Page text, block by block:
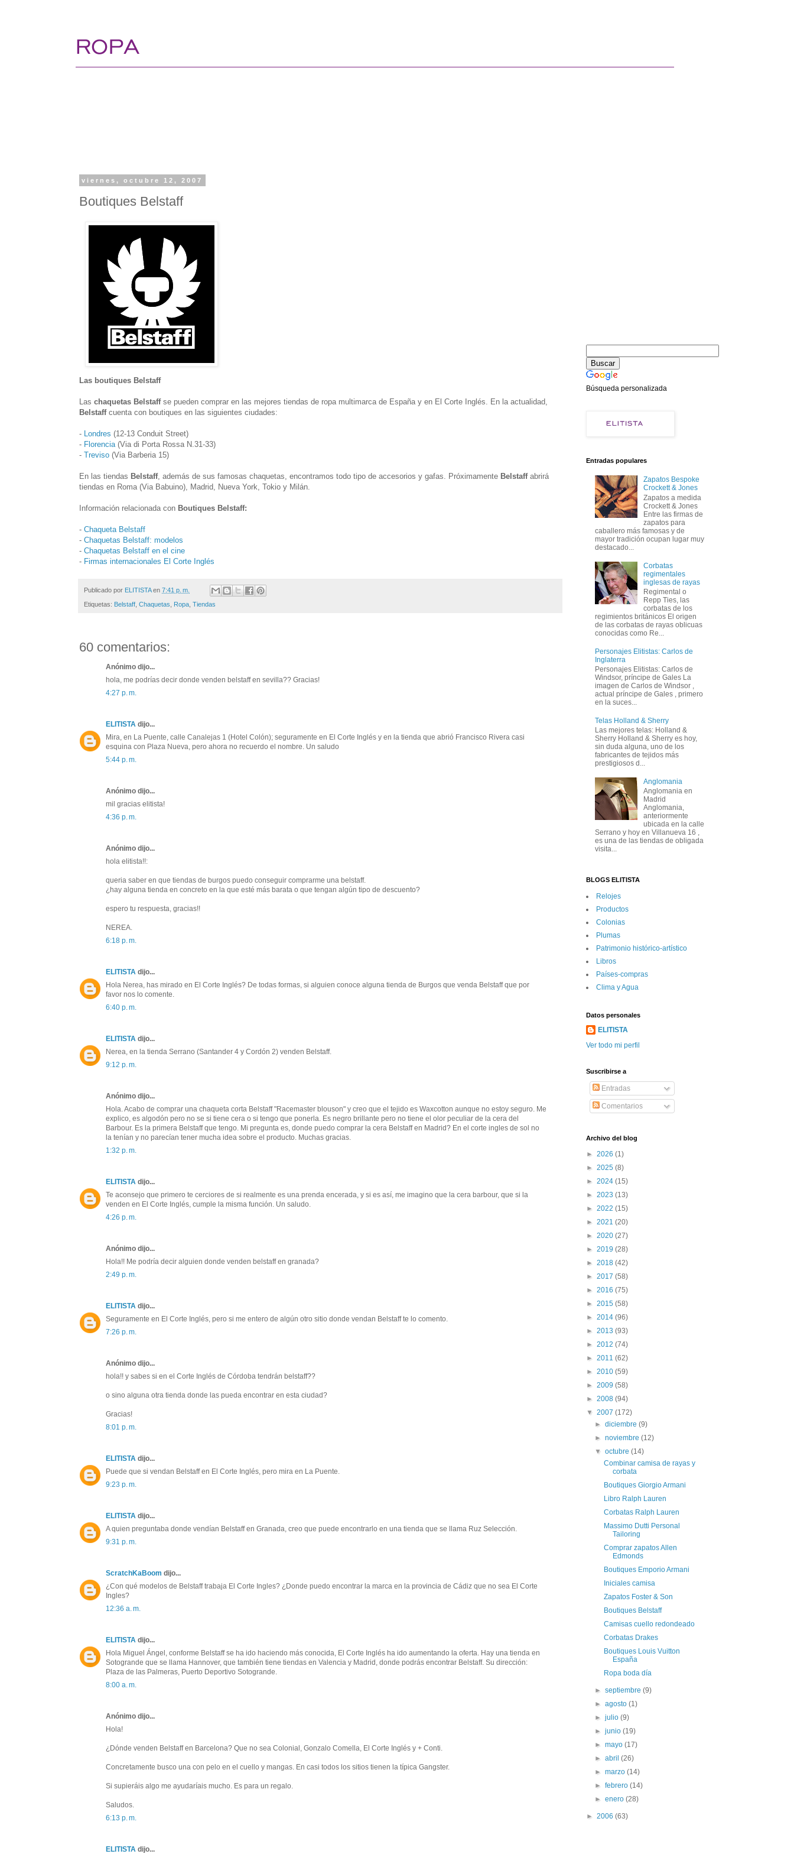
viernes, octubre 12, 2007
Boutiques Belstaff
Las boutiques Belstaff
Las chaquetas Belstaffse pueden comprar en las mejores tiendas de ropa multimarca de España y en El Corte Inglés. En la actualidad,
Belstaffcuenta con boutiques en las siguientes ciudades:
- Londres (12-13 Conduit Street)
- Florencia (Via di Porta Rossa N.31-33)
- Treviso (Via Barberia 15)
En las tiendas Belstaff, además de sus famosas chaquetas, encontramos todo tipo de accesorios y gafas. Próximamente Belstaffabrirá
tiendas en Roma (Via Babuino), Madrid, Nueva York, Tokio y Milán.
Información relacionada con Boutiques Belstaff:
- Chaqueta Belstaff
- Chaquetas Belstaff: modelos
- Chaquetas Belstaff en el cine
- Firmas internacionales El Corte Inglés
Publicado por ELITISTA en 7:41 p. m.
Etiquetas: Belstaff Chaquetas Ropa Tiendas
60 comentarios:
Anónimo dijo...
hola, me podrías decir donde venden belstaff en sevilla?? Gracias!
4:27 p. m.
ELITISTA dijo...
Mira, en La Puente, calle Canalejas 1 (Hotel Colón); seguramente en El Corte Inglés y en la tienda que abrió Francisco Rivera casi
esquina con Plaza Nueva, pero ahora no recuerdo el nombre. Un saludo
5:44 p. m.
Anónimo dijo...
mil gracias elitista!
4:36 p. m.
Anónimo dijo...
hola elitista!!:
queria saber en que tiendas de burgos puedo conseguir comprarme una belstaff.
¿hay alguna tienda en concreto en la que esté más barata o que tengan algún tipo de descuento?
espero tu respuesta, gracias!!
NEREA.
6:18 p. m.
ELITISTA dijo...
Hola Nerea, has mirado en El Corte Inglés? De todas formas, si alguien conoce alguna tienda de Burgos que venda Belstaff que por
favor nos lo comente.
6:40 p. m.
ELITISTA dijo...
Nerea, en la tienda Serrano (Santander 4 y Cordón 2) venden Belstaff.
9:12 p. m.
Anónimo dijo...
Hola. Acabo de comprar una chaqueta corta Belstaff "Racemaster blouson" y creo que el tejido es Waxcotton aunque no estoy seguro. Me
explico, es algodón pero no se si tiene cera o si tengo que ponerla. Es negro brillante pero no tiene el olor peculiar de la cera del
Barbour. Es la primera Belstaff que tengo. Mi pregunta es, donde puedo comprar la cera Belstaff en Madrid? En el corte ingles de sol no
la tenían y no parecían tener mucha idea sobre el producto. Muchas gracias.
1:32 p. m.
ELITISTA dijo...
Te aconsejo que primero te cerciores de si realmente es una prenda encerada, y si es así, me imagino que la cera barbour, que si la
venden en El Corte Inglés, cumple la misma función. Un saludo.
4:26 p. m.
Anónimo dijo...
Hola!! Me podría decir alguien donde venden belstaff en granada?
2:49 p. m.
ELITISTA dijo...
Seguramente en El Corte Inglés, pero si me entero de algún otro sitio donde vendan Belstaff te lo comento.
7:26 p. m.
Anónimo dijo...
hola!! y sabes si en el Corte Inglés de Córdoba tendrán belstaff??
o sino alguna otra tienda donde las pueda encontrar en esta ciudad?
Gracias!
8:01 p. m.
ELITISTA dijo...
Puede que si vendan Belstaff en El Corte Inglés, pero mira en La Puente.
9:23 p. m.
ELITISTA dijo...
A quien preguntaba donde vendían Belstaff en Granada, creo que puede encontrarlo en una tienda que se llama Ruz Selección.
9:31 p. m.
ScratchKaBoom dijo...
¿Con qué modelos de Belstaff trabaja El Corte Ingles? ¿Donde puedo encontrar la marca en la provincia de Cádiz que no sea El Corte
Ingles?
12:36 a. m.
ELITISTA dijo...
Hola Miguel Ángel, conforme Belstaff se ha ido haciendo más conocida, El Corte Inglés ha ido aumentando la oferta. Hay una tienda en
Sotogrande que se llama Hannover, que también tiene tiendas en Valencia y Madrid, donde podrás encontrar Belstaff. Su dirección:
Plaza de las Palmeras, Puerto Deportivo Sotogrande.
8:00 a. m.
Anónimo dijo...
Hola!
¿Dónde venden Belstaff en Barcelona? Que no sea Colonial, Gonzalo Comella, El Corte Inglés y + Conti.
Concretamente busco una con pelo en el cuello y mangas. En casi todos los sitios tienen la típica Gangster.
Si supieráis algo me ayudaríais mucho. Es para un regalo.
Saludos.
6:13 p. m.
ELITISTA dijo...
Búsqueda personalizada
Entradas populares
Zapatos Bespoke
Crockett & Jones
Zapatos a medida
Crockett & Jones
Entre las firmas de
zapatos para
caballero más famosas y de
mayor tradición ocupan lugar muy
destacado...
Corbatas
regimentales
inglesas de rayas
Regimental o
Repp Ties, las
corbatas de los
regimientos británicos El origen
de las corbatas de rayas oblicuas
conocidas como Re...
Personajes Elitistas: Carlos de
Inglaterra
Personajes Elitistas: Carlos de
Windsor, príncipe de Gales La
imagen de Carlos de Windsor ,
actual príncipe de Gales , primero
en la suces...
Telas Holland & Sherry
Las mejores telas: Holland &
Sherry Holland & Sherry es hoy,
sin duda alguna, uno de los
fabricantes de tejidos más
prestigiosos d...
Anglomania
Anglomania en
Madrid
Anglomania,
anteriormente
ubicada en la calle
Serrano y hoy en Villanueva 16 ,
es una de las tiendas de obligada
visita...
BLOGS ELITISTA
Relojes
Productos
Colonias
Plumas
Patrimonio histórico-artí­stico
Libros
Paí­ses-compras
Clima y Agua
Datos personales
ELITISTA
Ver todo mi perfil
Suscribirse a
Entradas
Comentarios
Archivo del blog
► 2026 (1)
► 2025 (8)
► 2024 (15)
► 2023 (13)
► 2022 (15)
► 2021 (20)
► 2020 (27)
► 2019 (28)
► 2018 (42)
► 2017 (58)
► 2016 (75)
► 2015 (58)
► 2014 (96)
► 2013 (93)
► 2012 (74)
► 2011 (62)
► 2010 (59)
► 2009 (58)
► 2008 (94)
▼ 2007 (172)
►diciembre(9)
►noviembre(12)
▼octubre(14)
Combinar camisa de rayas y
corbata
Boutiques Giorgio Armani
Libro Ralph Lauren
Corbatas Ralph Lauren
Massimo Dutti Personal
Tailoring
Comprar zapatos Allen
Edmonds
Boutiques Emporio Armani
Iniciales camisa
Zapatos Foster & Son
Boutiques Belstaff
Camisas cuello redondeado
Corbatas Drakes
Boutiques Louis Vuitton
España
Ropa boda día
►septiembre(9)
►agosto(1)
►julio(9)
►junio(19)
►mayo(17)
►abril(26)
►marzo(14)
►febrero(14)
►enero(28)
► 2006 (63)